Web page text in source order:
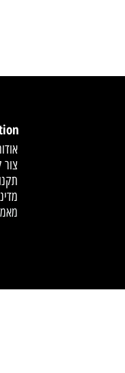
לחץ פעמיים לעריכת
צור קשר